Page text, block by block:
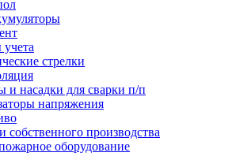
стрелки
и насадки для сварки п/п
напряжения
собственного производства
оборудование